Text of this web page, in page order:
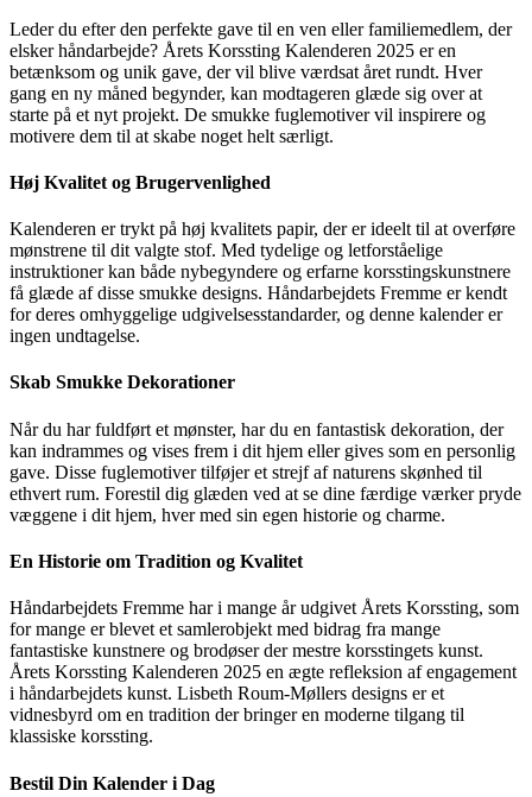
Leder du efter den perfekte gave til en ven eller familiemedlem, der
elsker håndarbejde? Årets Korssting Kalenderen 2025 er en
betænksom og unik gave, der vil blive værdsat året rundt. Hver
gang en ny måned begynder, kan modtageren glæde sig over at
starte på et nyt projekt. De smukke fuglemotiver vil inspirere og
motivere dem til at skabe noget helt særligt.
Høj Kvalitet og Brugervenlighed
Kalenderen er trykt på høj kvalitets papir, der er ideelt til at overføre
mønstrene til dit valgte stof. Med tydelige og letforståelige
instruktioner kan både nybegyndere og erfarne korsstingskunstnere
få glæde af disse smukke designs. Håndarbejdets Fremme er kendt
for deres omhyggelige udgivelsesstandarder, og denne kalender er
ingen undtagelse.
Skab Smukke Dekorationer
Når du har fuldført et mønster, har du en fantastisk dekoration, der
kan indrammes og vises frem i dit hjem eller gives som en personlig
gave. Disse fuglemotiver tilføjer et strejf af naturens skønhed til
ethvert rum. Forestil dig glæden ved at se dine færdige værker pryde
væggene i dit hjem, hver med sin egen historie og charme.
En Historie om Tradition og Kvalitet
Håndarbejdets Fremme har i mange år udgivet Årets Korssting, som
for mange er blevet et samlerobjekt med bidrag fra mange
fantastiske kunstnere og brodøser der mestre korsstingets kunst.
Årets Korssting Kalenderen 2025 en ægte refleksion af engagement
i håndarbejdets kunst. Lisbeth Roum-Møllers designs er et
vidnesbyrd om en tradition der bringer en moderne tilgang til
klassiske korssting.
Bestil Din Kalender i Dag